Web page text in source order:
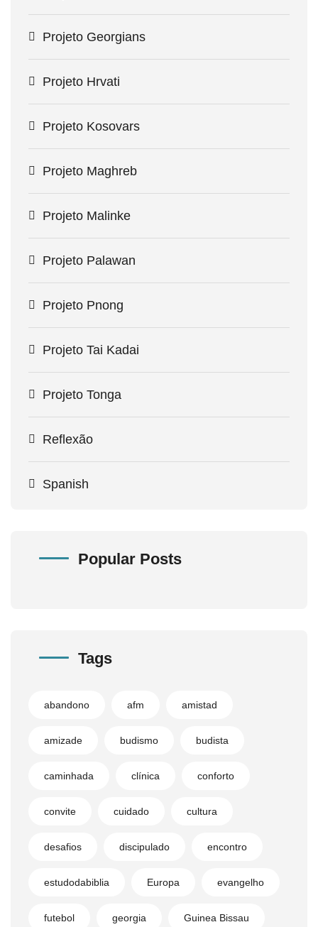
Projeto Georgians
Projeto Hrvati
Projeto Kosovars
Projeto Maghreb
Projeto Malinke
Projeto Palawan
Projeto Pnong
Projeto Tai Kadai
Projeto Tonga
Reflexão
Spanish
Popular Posts
Tags
abandono afm amistad
amizade budismo budista
caminhada clínica conforto
convite cuidado cultura
desafios discipulado encontro
estudodabiblia Europa evangelho
futebol georgia Guinea Bissau